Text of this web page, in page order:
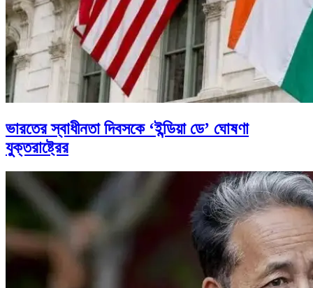
ভারতের স্বাধীনতা দিবসকে ‘ইন্ডিয়া ডে’ ঘোষণা
যুক্তরাষ্ট্রের